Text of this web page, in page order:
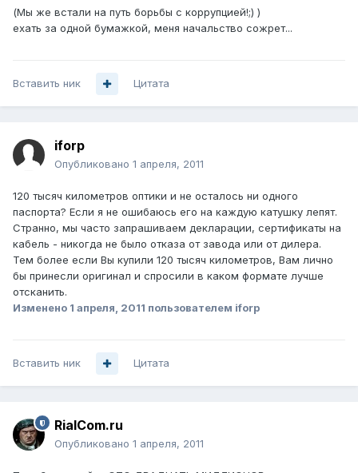
(Мы же встали на путь борьбы с коррупцией!;) )
ехать за одной бумажкой, меня начальство сожрет...
Вставить ник Цитата
iforp
Опубликовано 1 апреля, 2011
120 тысяч километров оптики и не осталось ни одного
паспорта? Если я не ошибаюсь его на каждую катушку лепят.
Странно, мы часто запрашиваем декларации, сертификаты на
кабель - никогда не было отказа от завода или от дилера.
Тем более если Вы купили 120 тысяч километров, Вам лично
бы принесли оригинал и спросили в каком формате лучше
отсканить.
Изменено 1 апреля, 2011 пользователем iforp
Вставить ник Цитата
RialCom.ru
Опубликовано 1 апреля, 2011